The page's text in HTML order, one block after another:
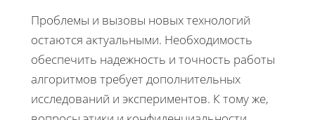
Проблемы и вызовы новых технологий
остаются актуальными. Необходимость
обеспечить надежность и точность работы
алгоритмов требует дополнительных
исследований и экспериментов. К тому же,